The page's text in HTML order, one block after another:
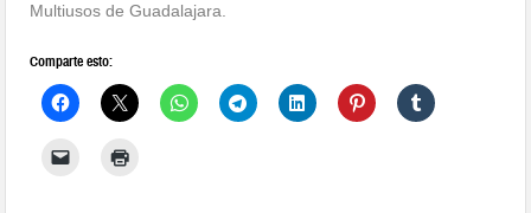
Multiusos de Guadalajara.
Comparte esto: